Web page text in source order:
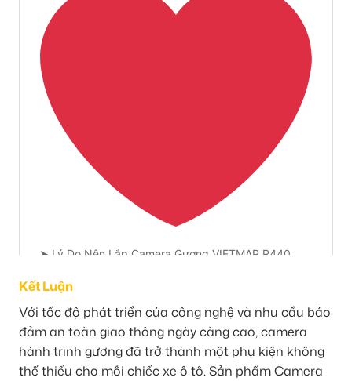
Kết Luận
Với tốc độ phát triển của công nghệ và nhu cầu bảo
đảm an toàn giao thông ngày càng cao, camera
hành trình gương đã trở thành một phụ kiện không
thể thiếu cho mỗi chiếc xe ô tô. Sản phẩm Camera